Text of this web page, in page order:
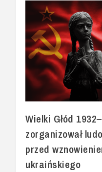
Wielki Głód
zorganizował
przed
ukraińskiego